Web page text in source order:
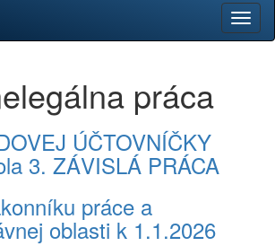
práca
ÚČTOVNÍČKY
3. ZÁVISLÁ PRÁCA
práce a
oblasti k 1.1.2026